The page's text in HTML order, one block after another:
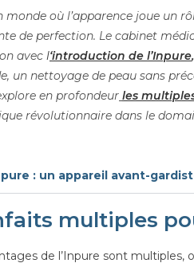
monde où l’apparence joue un
de perfection. Le cabinet
avec l‘introduction de l’Inpure,
un nettoyage de peau sans
en profondeur les
révolutionnaire dans le
: un appareil avant-
multiples
de l’Inpure sont